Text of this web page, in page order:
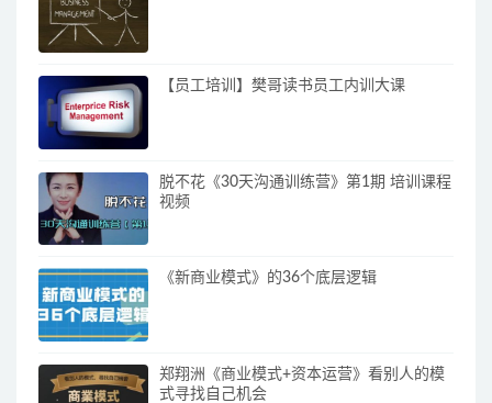
【员工培训】樊哥读书员工内训大课
脱不花《30天沟通训练营》第1期 培训课程
视频
《新商业模式》的36个底层逻辑
郑翔洲《商业模式+资本运营》看别人的模
式寻找自己机会